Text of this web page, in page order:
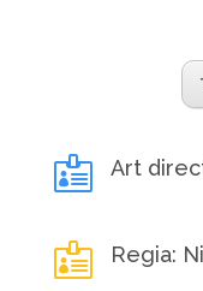
 Art
 Regia: